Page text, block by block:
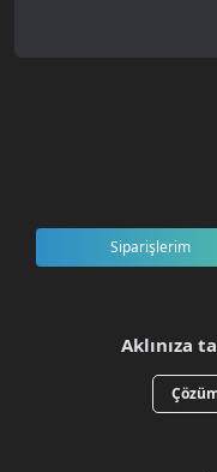
Siparişlerim
Aklınıza